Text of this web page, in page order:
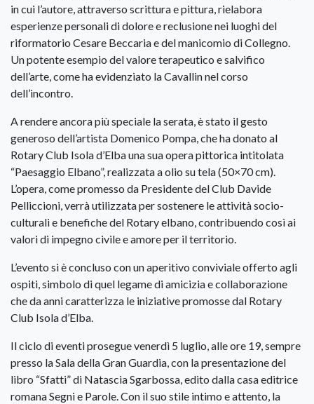
in cui l’autore, attraverso scrittura e pittura, rielabora
esperienze personali di dolore e reclusione nei luoghi del
riformatorio Cesare Beccaria e del manicomio di Collegno.
Un potente esempio del valore terapeutico e salvifico
dell’arte, come ha evidenziato la Cavallin nel corso
dell’incontro.
A rendere ancora più speciale la serata, è stato il gesto
generoso dell’artista Domenico Pompa, che ha donato al
Rotary Club Isola d’Elba una sua opera pittorica intitolata
“Paesaggio Elbano”, realizzata a olio su tela (50×70 cm).
L’opera, come promesso da Presidente del Club Davide
Pelliccioni, verrà utilizzata per sostenere le attività socio-
culturali e benefiche del Rotary elbano, contribuendo così ai
valori di impegno civile e amore per il territorio.
L’evento si è concluso con un aperitivo conviviale offerto agli
ospiti, simbolo di quel legame di amicizia e collaborazione
che da anni caratterizza le iniziative promosse dal Rotary
Club Isola d’Elba.
Il ciclo di eventi prosegue venerdì 5 luglio, alle ore 19, sempre
presso la Sala della Gran Guardia, con la presentazione del
libro “Sfatti” di Natascia Sgarbossa, edito dalla casa editrice
romana Segni e Parole. Con il suo stile intimo e attento, la